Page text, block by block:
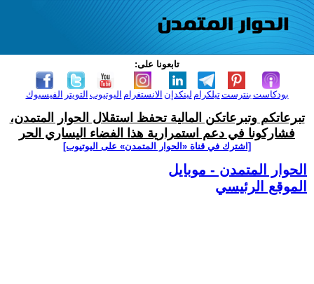
تابعونا على:
الفيسبوك التويتر اليوتيوب الانستغرام لينكدإن تيلكرامبنترست بودكاست
تبرعاتكم وتبرعاتكن المالية تحفظ استقلال الحوار المتمدن،
فشاركونا في دعم استمرارية هذا الفضاء اليساري الحر
[اشترك في قناة ‫«الحوار المتمدن» على اليوتيوب]
الحوار المتمدن - موبايل
الموقع الرئيسي